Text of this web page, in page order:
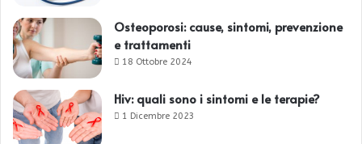
Osteoporosi: cause, sintomi, prevenzione
e trattamenti
18 Ottobre 2024
Hiv: quali sono i sintomi e le terapie?
1 Dicembre 2023